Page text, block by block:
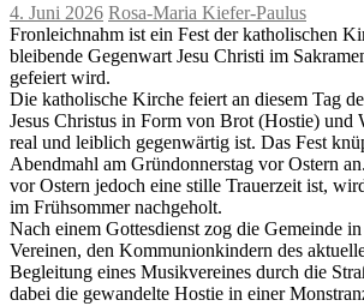
4. Juni 2026 Rosa-Maria Kiefer-Paulus
Fronleichnahm ist ein Fest der katholischen
bleibende Gegenwart Jesu Christi im
gefeiert wird.
Die katholische Kirche feiert an diesem Tag
Jesus Christus in Form von Brot (Hostie) und
real und leiblich gegenwärtig ist. Das Fest
Abendmahl am Gründonnerstag vor Ostern
vor Ostern jedoch eine stille Trauerzeit ist,
im Frühsommer nachgeholt.
Nach einem Gottesdienst zog die Gemeinde
Vereinen, den Kommunionkindern des
Begleitung eines Musikvereines durch die
dabei die gewandelte Hostie in einer